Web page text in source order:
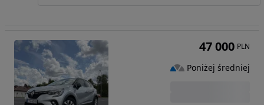
47 000 PLN
Poniżej średniej